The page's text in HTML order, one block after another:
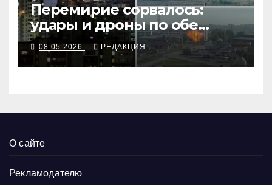
Перемирие сорвалось:
удары и дроны по обе
стороны
08.05.2026 РЕДАКЦИЯ
О сайте
Рекламодателю